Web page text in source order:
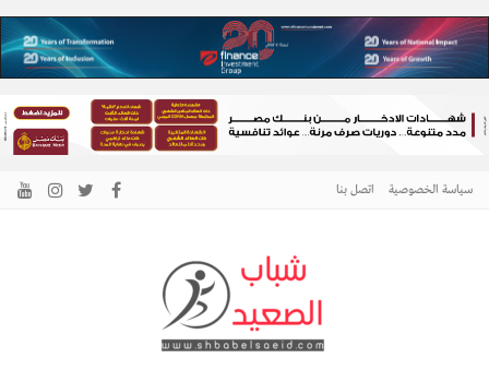
سياسة الخصوصية اتصل بنا